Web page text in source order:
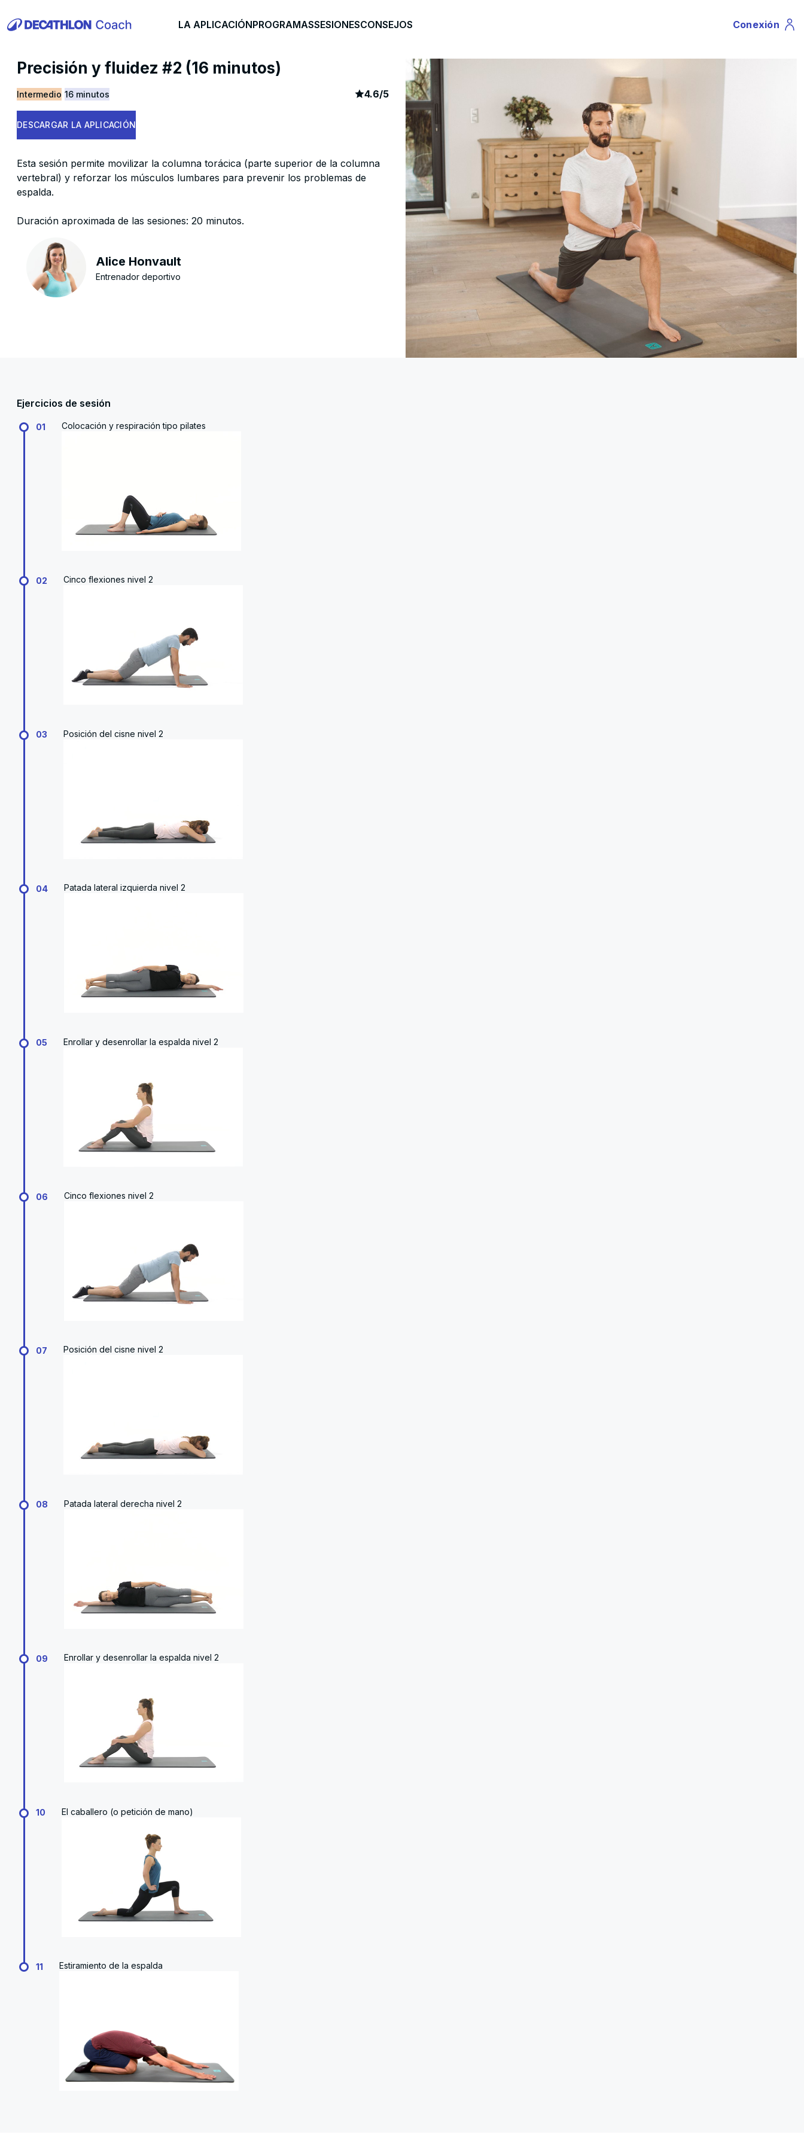
LA APLICACIÓNPROGRAMASSESIONESCONSEJOS Profile
Conexión
Precisión y fluidez #2 (16 minutos)
Intermedio 16 minutos article rating
4.6/5244
DESCARGAR LA APLICACIÓN
Esta sesión permite movilizar la columna torácica (parte superior de la columna
vertebral) y reforzar los músculos lumbares para prevenir los problemas de
espalda.
Duración aproximada de las sesiones: 20 minutos.
Alice Honvault
Entrenador deportivo
Ejercicios de sesión
01 Colocación y respiración tipo pilates
02 Cinco flexiones nivel 2
03 Posición del cisne nivel 2
04 Patada lateral izquierda nivel 2
05 Enrollar y desenrollar la espalda nivel 2
06 Cinco flexiones nivel 2
07 Posición del cisne nivel 2
08 Patada lateral derecha nivel 2
09 Enrollar y desenrollar la espalda nivel 2
10 El caballero (o petición de mano)
11 Estiramiento de la espalda